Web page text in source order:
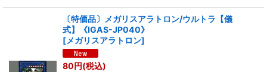
〔特価品〕メガリスアラトロン/ウルトラ【儀
式】《IGAS-JP040》
[メガリスアラトロン]
80円(税込)